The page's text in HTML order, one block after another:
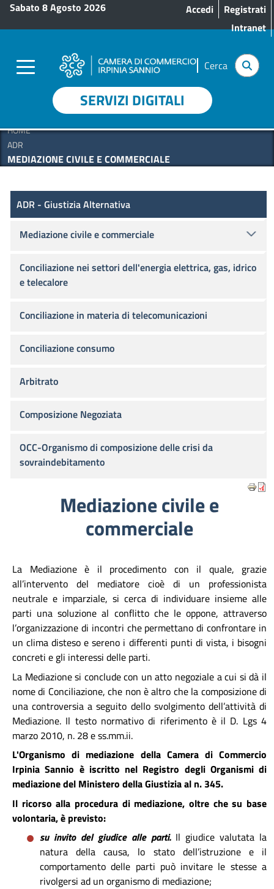
Salta al contenuto principale
Sabato 8 Agosto 2026 Menu profilo utente
Accedi
Registrati
Intranet
Cerca
SERVIZI DIGITALI
HOME
ADR
MEDIAZIONE CIVILE E COMMERCIALE
ADR (Giustizia Alternativa)
ADR - Giustizia Alternativa
Mediazione civile e commerciale
Conciliazione nei settori dell'energia elettrica, gas, idrico
e telecalore
Conciliazione in materia di telecomunicazioni
Conciliazione consumo
Arbitrato
Composizione Negoziata
OCC-Organismo di composizione delle crisi da
sovraindebitamento
Mediazione civile e
commerciale
La Mediazione è il procedimento con il quale, grazie
all’intervento del mediatore cioè di un professionista
neutrale e imparziale, si cerca di individuare insieme alle
parti una soluzione al conflitto che le oppone, attraverso
l’organizzazione di incontri che permettano di confrontare in
un clima disteso e sereno i differenti punti di vista, i bisogni
concreti e gli interessi delle parti.
La Mediazione si conclude con un atto negoziale a cui si dà il
nome di Conciliazione, che non è altro che la composizione di
una controversia a seguito dello svolgimento dell’attività di
Mediazione. Il testo normativo di riferimento è il D. Lgs 4
marzo 2010, n. 28 e ss.mm.ii.
L'Organismo di mediazione della Camera di Commercio
Irpinia Sannio è iscritto nel Registro degli Organismi di
mediazione del Ministero della Giustizia al n. 345.
Il ricorso alla procedura di mediazione, oltre che su base
volontaria, è previsto:
su invito del giudice alle parti.Il giudice valutata la
natura della causa, lo stato dell’istruzione e il
comportamento delle parti può invitare le stesse a
rivolgersi ad un organismo di mediazione;